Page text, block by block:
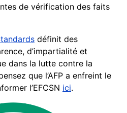
de vérification des faits
définit des
d’impartialité et
dans la lutte contre la
que l’AFP a enfreint le
l’EFCSN ici.